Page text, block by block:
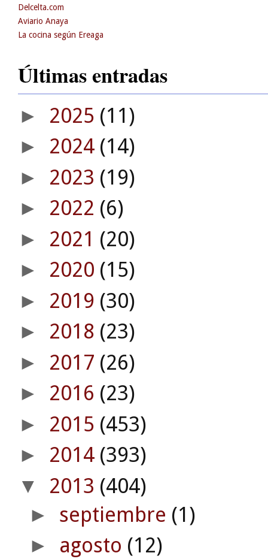
Delcelta.com
Aviario Anaya
La cocina según Ereaga
Últimas entradas
► 2025 (11)
► 2024 (14)
► 2023 (19)
► 2022 (6)
► 2021 (20)
► 2020 (15)
► 2019 (30)
► 2018 (23)
► 2017 (26)
► 2016 (23)
► 2015 (453)
► 2014 (393)
▼ 2013 (404)
► septiembre (1)
► agosto (12)